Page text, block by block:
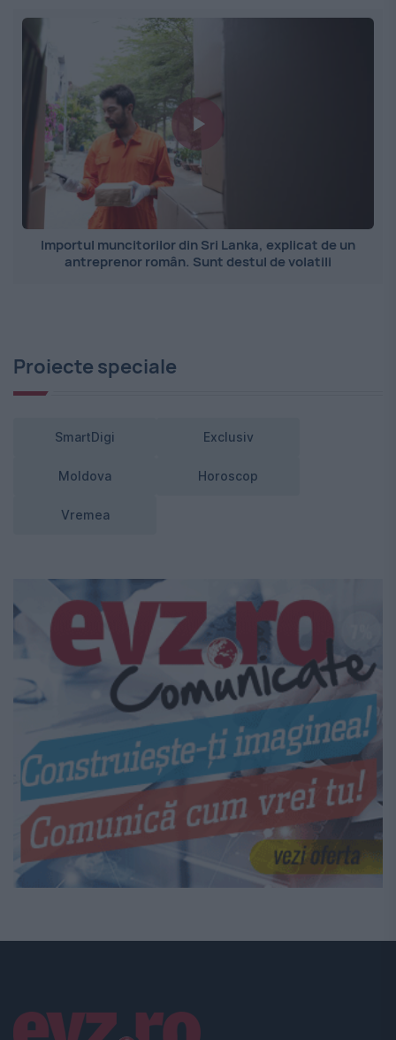
Importul muncitorilor din Sri Lanka, explicat de un
antreprenor român. Sunt destul de volatili
Proiecte speciale
SmartDigi Exclusiv
Moldova Horoscop
Vremea
Linkuri utile